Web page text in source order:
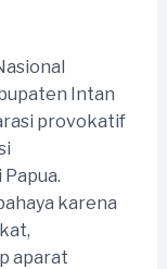
Intan
provokatif
karena
aparat